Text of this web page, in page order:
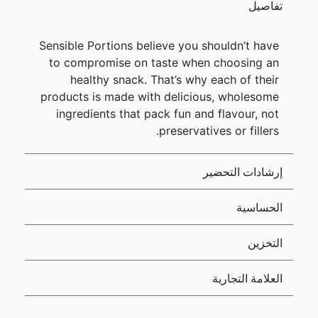
تفاصيل
Sensible Portions believe you shouldn’t have
to compromise on taste when choosing an
healthy snack. That’s why each of their
products is made with delicious, wholesome
ingredients that pack fun and flavour, not
preservatives or fillers.
إرشادات التحضير
الحساسية
التخزين
العلامة التجارية